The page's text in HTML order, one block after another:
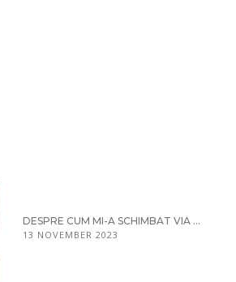
DESPRE CUM MI-A SCHIMBAT VIA ...
13 NOVEMBER 2023